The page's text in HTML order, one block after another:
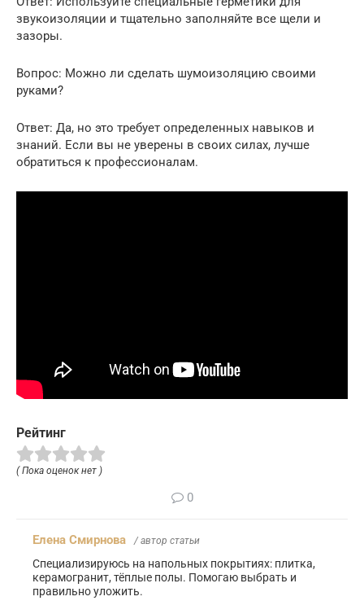
звукоизоляции и тщательно заполняйте все щели и
зазоры.
Вопрос: Можно ли сделать шумоизоляцию своими
руками?
Ответ: Да, но это требует определенных навыков и
знаний. Если вы не уверены в своих силах, лучше
обратиться к профессионалам.
Рейтинг
( Пока оценок нет )
0
Елена Смирнова / автор статьи
Специализируюсь на напольных покрытиях: плитка,
керамогранит, тёплые полы. Помогаю выбрать и
правильно уложить.